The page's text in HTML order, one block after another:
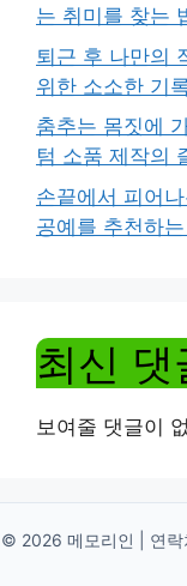
는 취미를 찾는
퇴근 후 나만의
위한 소소한 기
춤추는 몸짓에
텀 소품 제작의
손끝에서 피어
공예를 추천하
최신 댓
보여줄 댓글이
© 2026 메모리인 | 연락